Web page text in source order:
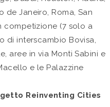
de Janeiro, Roma, San
competizione (7 solo a
di interscambio Bovisa,
aree in via Monti Sabini e
e le Palazzine
Reinventing Cities